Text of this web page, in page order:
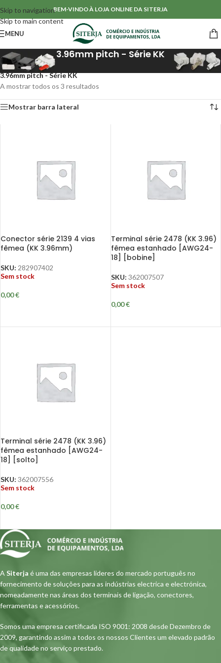
Skip to navigation
Skip to main content
BEM-VINDO À LOJA ONLINE DA SITERJA
MENU
3.96mm pitch - Série KK
Início/Conectores & Isoladores Conectores de cravação (Fio-a-PCB)/
3.96mm pitch - Série KK
A mostrar todos os 3 resultados
Mostrar barra lateral
Conector série 2139 4 vias
fêmea (KK 3.96mm)
SKU: 282907402
Sem stock
0,00€
Terminal série 2478 (KK 3.96)
fêmea estanhado [AWG24-
18] [bobine]
SKU: 362007507
Sem stock
0,00€
Terminal série 2478 (KK 3.96)
fêmea estanhado [AWG24-
18] [solto]
SKU: 362007556
Sem stock
0,00€
A Siterja é uma das empresas lideres do mercado português no
fornecimento de soluções para as indústrias electrica e electrónica,
nomeadamente nas áreas dos terminais de ligação, conectores,
ferramentas e acessórios.
Somos uma empresa certificada ISO 9001: 2008 desde Dezembro de
2009, garantindo assim a todos os nossos Clientes um elevado padrão
de qualidade no serviço prestado.